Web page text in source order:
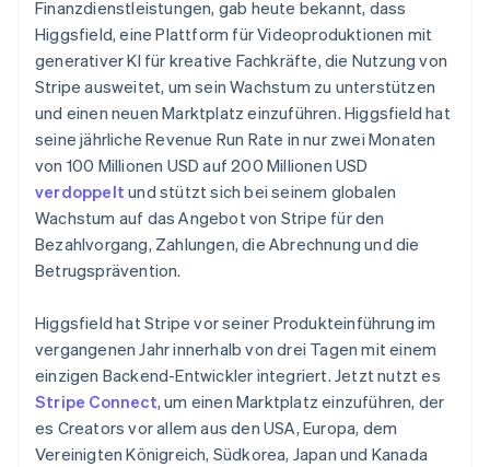
Betrugsprävention
Atlas
Start-up-Gründung
Climate
CO₂-Entnahme
Identity
Online-Identitätsprüfung
Erfahren Sie, wie Stripe Lösungen für
Jetzt ansehen
Ecosystem
Partner
Stripe App-Marktplatz
Finanzdienstleistungen, gab heute bekannt, dass
Higgsfield, eine Plattform für Videoproduktionen mit
generativer KI für kreative Fachkräfte, die Nutzung von
Stripe ausweitet, um sein Wachstum zu unterstützen
und einen neuen Marktplatz einzuführen. Higgsfield hat
seine jährliche Revenue Run Rate in nur zwei Monaten
von 100 Millionen USD auf 200 Millionen USD
verdoppelt und stützt sich bei seinem globalen
Wachstum auf das Angebot von Stripe für den
Bezahlvorgang, Zahlungen, die Abrechnung und die
Betrugsprävention.
Higgsfield hat Stripe vor seiner Produkteinführung im
vergangenen Jahr innerhalb von drei Tagen mit einem
einzigen Backend-Entwickler integriert. Jetzt nutzt es
Stripe Connect, um einen Marktplatz einzuführen, der
es Creators vor allem aus den USA, Europa, dem
Vereinigten Königreich, Südkorea, Japan und Kanada
Australien
English
Belgien
NederlandsFrançais
PortuguêsEnglish
Bulgarien
English
Dänemark
English
Deutschland
Deutsch English